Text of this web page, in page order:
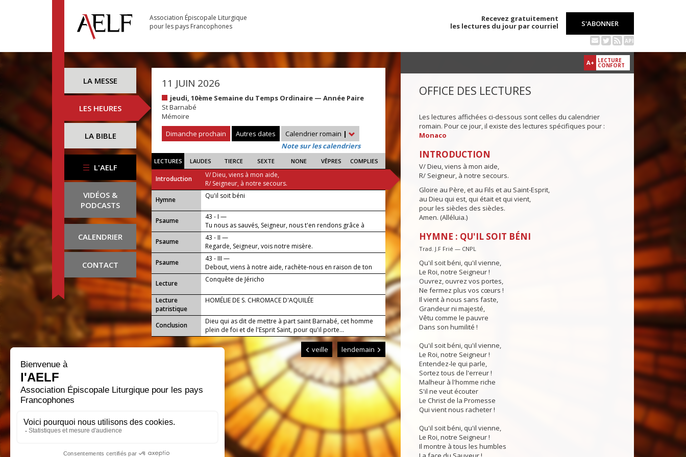
Association Épiscopale Liturgique
pour les pays Francophones
Recevez gratuitement
les lectures du jour par courriel
S'ABONNER
API
LA MESSE
LES HEURES
LA BIBLE
L'AELF
VIDÉOS &
PODCASTS
CALENDRIER
CONTACT
11 JUIN 2026
jeudi, 10ème Semaine du Temps Ordinaire — Année Paire
St Barnabé
Mémoire
Dimanche prochain
Autres dates Calendrier romain |
Note sur les calendriers
LECTURES LAUDES TIERCE SEXTE NONE VÊPRES COMPLIES
Introduction
V/ Dieu, viens à mon aide,
R/ Seigneur, à notre secours.
...
Hymne Qu'il soit béni
Psaume
43 - I —
Tu nous as sauvés, Seigneur, nous t'en rendons grâce à
jamais.
Psaume
43 - II —
Regarde, Seigneur, vois notre misère.
Psaume
43 - III —
Debout, viens à notre aide, rachète-nous en raison de ton
amour.
Lecture
Conquête de Jéricho
Lecture
patristique
HOMÉLIE DE S. CHROMACE D'AQUILÉE
Conclusion
Dieu qui as dit de mettre à part saint Barnabé, cet homme
plein de foi et de l'Esprit Saint, pour qu'il porte...
veille lendemain
A+ LECTURE
CONFORT
OFFICE DES LECTURES
Les lectures affichées ci-dessous sont celles du calendrier
romain. Pour ce jour, il existe des lectures spécifiques pour :
Monaco
INTRODUCTION
V/ Dieu, viens à mon aide,
R/ Seigneur, à notre secours.
Gloire au Père, et au Fils et au Saint-Esprit,
au Dieu qui est, qui était et qui vient,
pour les siècles des siècles.
Amen. (Alléluia.)
HYMNE : QU'IL SOIT BÉNI
Trad. J.F Frié — CNPL
Qu'il soit béni, qu'il vienne,
Le Roi, notre Seigneur !
Ouvrez, ouvrez vos portes,
Ne fermez plus vos cœurs !
Il vient à nous sans faste,
Grandeur ni majesté,
Vêtu comme le pauvre
Dans son humilité !
Qu'il soit béni, qu'il vienne,
Le Roi, notre Seigneur !
Entendez-le qui parle,
Sortez tous de l'erreur !
Malheur à l'homme riche
S'il ne veut écouter
Le Christ de la Promesse
Qui vient nous racheter !
Qu'il soit béni, qu'il vienne,
Le Roi, notre Seigneur !
Il montre à tous les humbles